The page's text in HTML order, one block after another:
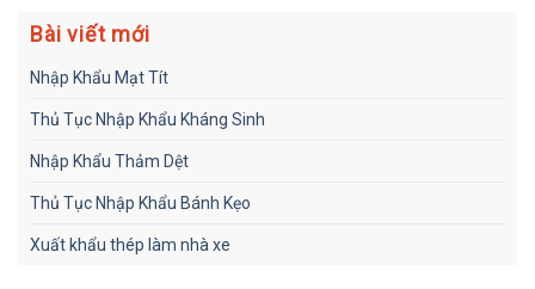
Bài viết mới
Nhập Khẩu Mạt Tít
Thủ Tục Nhập Khẩu Kháng Sinh
Nhập Khẩu Thảm Dệt
Thủ Tục Nhập Khẩu Bánh Kẹo
Xuất khẩu thép làm nhà xe